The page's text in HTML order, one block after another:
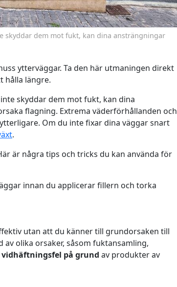
skyddar dem mot fukt, kan dina ansträngningar
ytterväggar. Ta den här utmaningen direkt
hålla längre.
skyddar dem mot fukt, kan dina
flagning. Extrema väderförhållanden och
Om du inte fixar dina väggar snart
.
är några tips och tricks du kan använda för
innan du applicerar fillern och torka
utan att du känner till grundorsaken till
olika orsaker, såsom fuktansamling,
vidhäftningsfel på grund av produkter av